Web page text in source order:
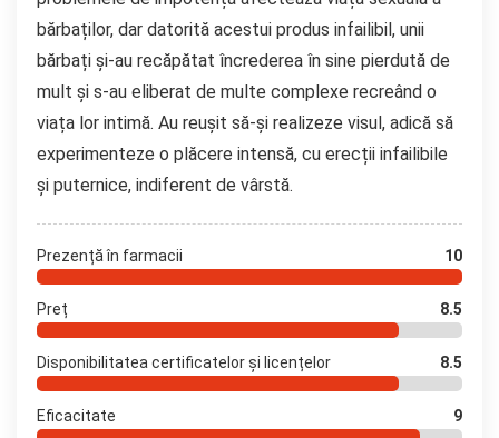
bărbaților, dar datorită acestui produs infailibil, unii
bărbați și-au recăpătat încrederea în sine pierdută de
mult și s-au eliberat de multe complexe recreând o
viața lor intimă. Au reușit să-și realizeze visul, adică să
experimenteze o plăcere intensă, cu erecții infailibile
și puternice, indiferent de vârstă.
Prezență în farmacii 10
Preț 8.5
Disponibilitatea certificatelor și licențelor 8.5
Eficacitate 9